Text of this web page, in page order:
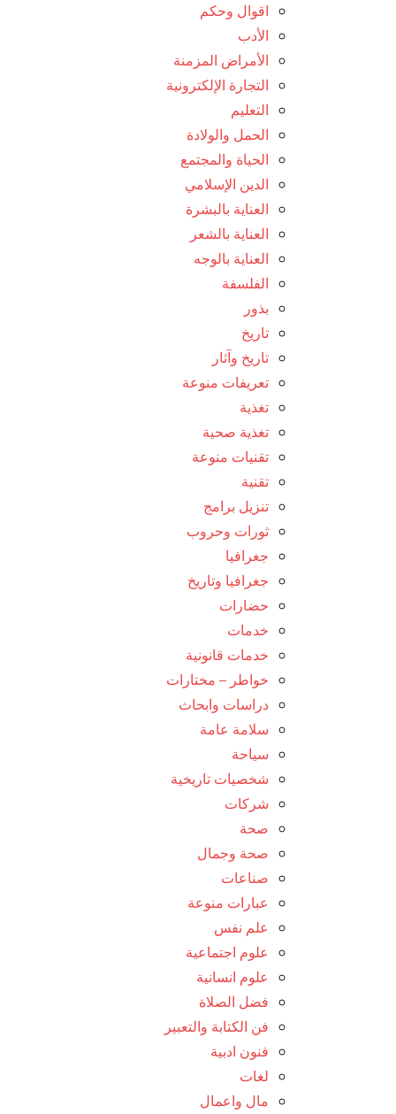
اقوال وحكم
الأدب
الأمراض المزمنة
التجارة الإلكترونية
التعليم
الحمل والولادة
الحياة والمجتمع
الدين الإسلامي
العناية بالبشرة
العناية بالشعر
العناية بالوجه
الفلسفة
بذور
تاريخ
تاريخ وآثار
تعريفات منوعة
تغذية
تغذية صحية
تقنيات منوعة
تقنية
تنزيل برامج
ثورات وحروب
جغرافيا
جغرافيا وتاريخ
حضارات
خدمات
خدمات قانونية
خواطر – مختارات
دراسات وابحاث
سلامة عامة
سياحة
شخصيات تاريخية
شركات
صحة
صحة وجمال
صناعات
عبارات منوعة
علم نفس
علوم اجتماعية
علوم انسانية
فضل الصلاة
فن الكتابة والتعبير
فنون ادبية
لغات
مال واعمال